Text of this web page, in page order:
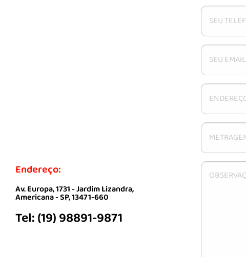
Endereço:
Av. Europa, 1731 - Jardim Lizandra,
Americana - SP, 13471-660
Tel: (19) 98891-9871